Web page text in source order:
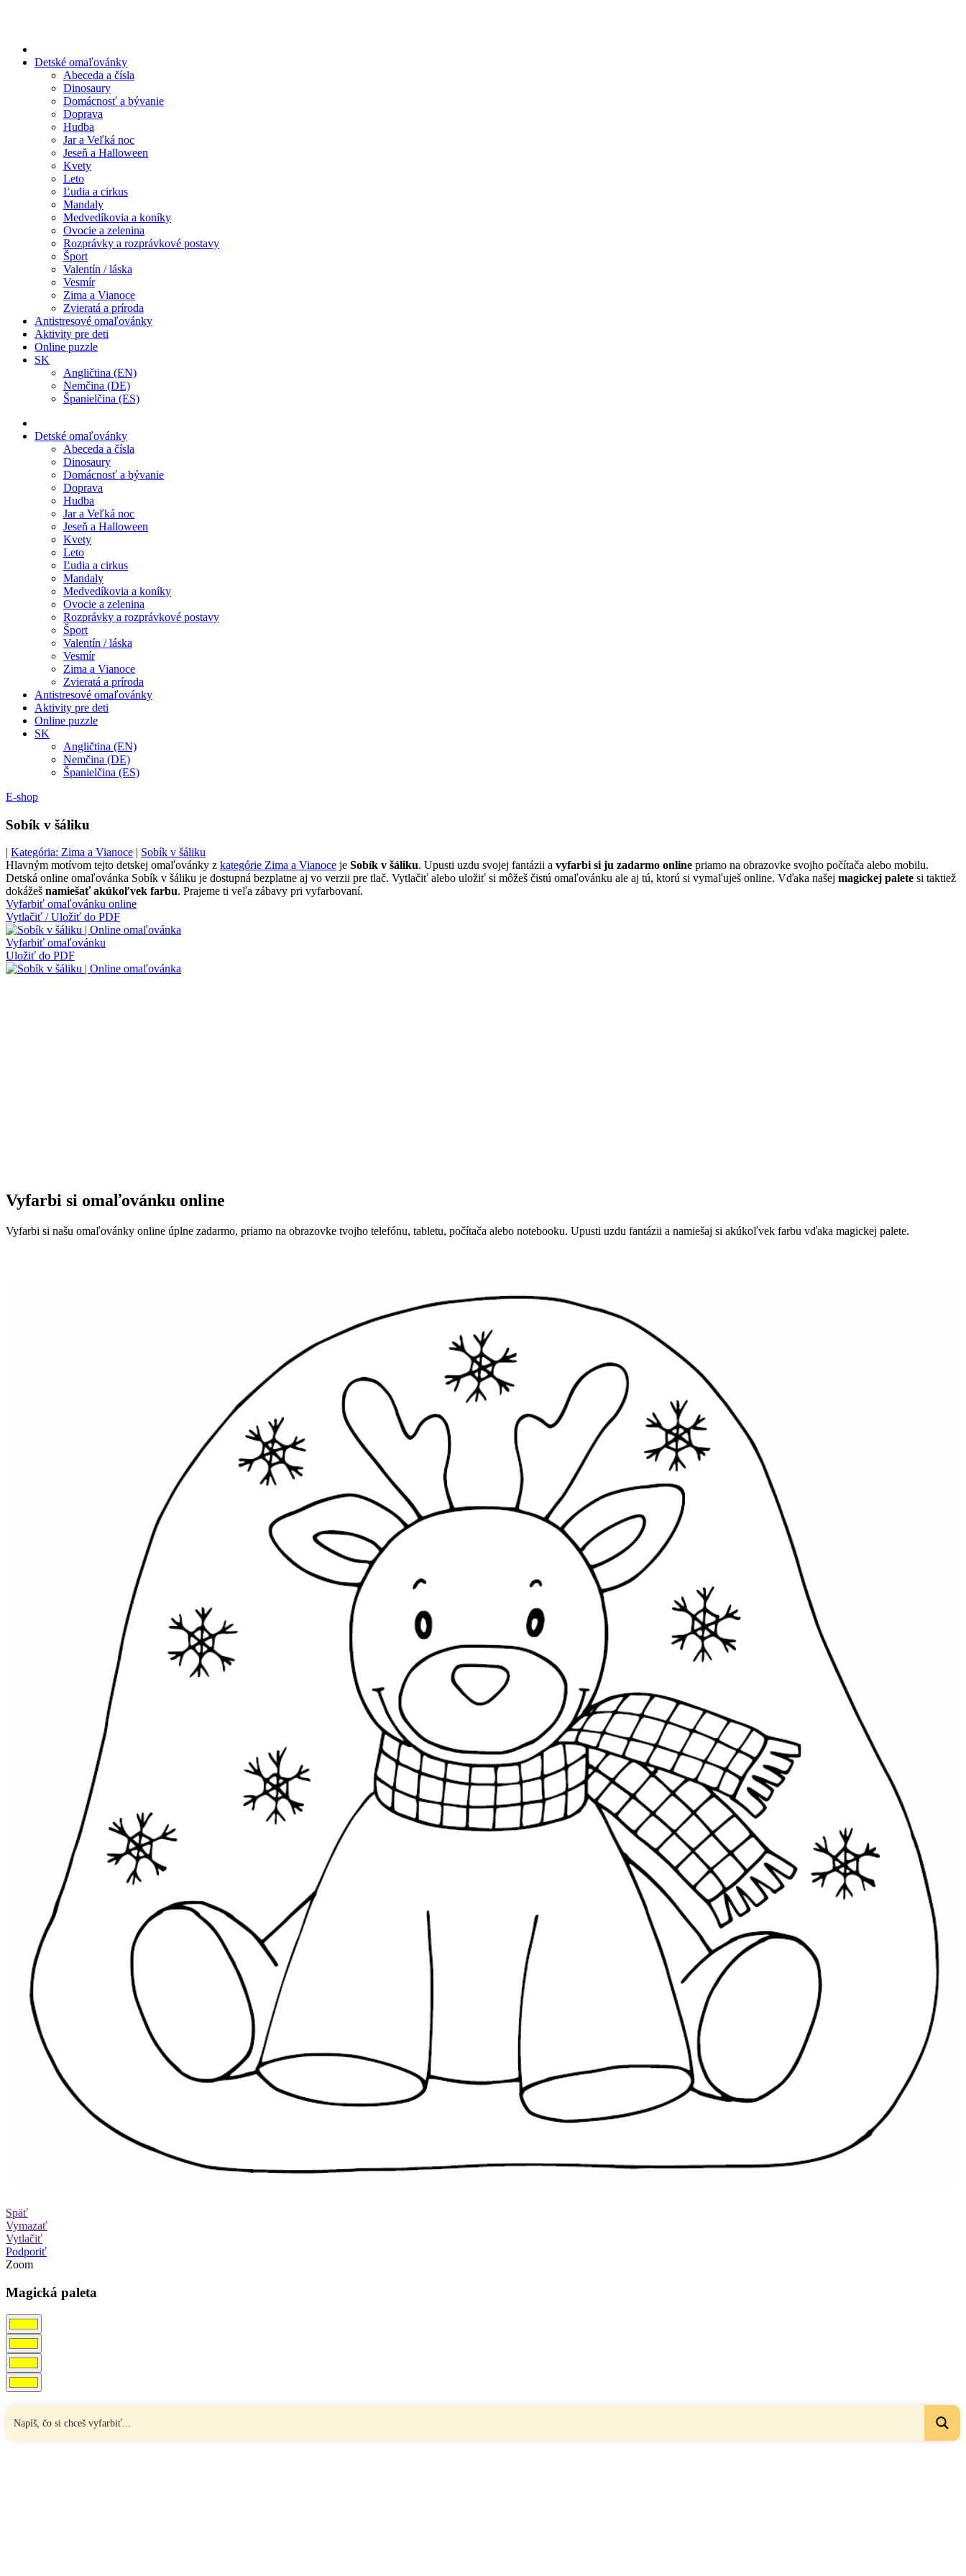
Detské omaľovánky
Abeceda a čísla
Dinosaury
Domácnosť a bývanie
Doprava
Hudba
Jar a Veľká noc
Jeseň a Halloween
Kvety
Leto
Ľudia a cirkus
Mandaly
Medvedíkovia a koníky
Ovocie a zelenina
Rozprávky a rozprávkové postavy
Šport
Valentín / láska
Vesmír
Zima a Vianoce
Zvieratá a príroda
Antistresové omaľovánky
Aktivity pre deti
Online puzzle
SK
Angličtina (EN)
Nemčina (DE)
Španielčina (ES)
Detské omaľovánky
Abeceda a čísla
Dinosaury
Domácnosť a bývanie
Doprava
Hudba
Jar a Veľká noc
Jeseň a Halloween
Kvety
Leto
Ľudia a cirkus
Mandaly
Medvedíkovia a koníky
Ovocie a zelenina
Rozprávky a rozprávkové postavy
Šport
Valentín / láska
Vesmír
Zima a Vianoce
Zvieratá a príroda
Antistresové omaľovánky
Aktivity pre deti
Online puzzle
SK
Angličtina (EN)
Nemčina (DE)
Španielčina (ES)
E-shop
Sobík v šáliku
| Kategória: Zima a Vianoce | Sobík v šáliku
Hlavným motívom tejto detskej omaľovánky z kategórie Zima a Vianoce je Sobík v šáliku. Upusti uzdu svojej fantázii a vyfarbi si ju zadarmo online priamo na obrazovke svojho počítača alebo mobilu.
Detská online omaľovánka Sobík v šáliku je dostupná bezplatne aj vo verzii pre tlač. Vytlačiť alebo uložiť si môžeš čistú omaľovánku ale aj tú, ktorú si vymaľuješ online. Vďaka našej magickej palete si taktiež
dokážeš namiešať akúkoľvek farbu. Prajeme ti veľa zábavy pri vyfarbovaní.
Vyfarbiť omaľovánku online
Vytlačiť / Uložiť do PDF
Vyfarbiť omaľovánku
Uložiť do PDF
Vyfarbi si omaľovánku online
Vyfarbi si našu omaľovánky online úplne zadarmo, priamo na obrazovke tvojho telefónu, tabletu, počítača alebo notebooku. Upusti uzdu fantázii a namiešaj si akúkoľvek farbu vďaka magickej palete.
Späť
Vymazať
Vytlačiť
Podporiť
Zoom
Magická paleta